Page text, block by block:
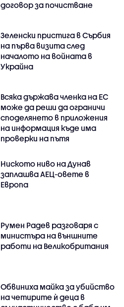
договор за почистване
Зеленски пристига в Сърбия
на първа визита след
началото на войната в
Украйна
Всяка държава членка на ЕС
може да реши да ограничи
споделянето в приложения
на информация къде има
проверки на пътя
Ниското ниво на Дунав
заплашва АЕЦ-овете в
Европа
Румен Радев разговаря с
министъра на външните
работи на Великобритания
Обвиниха майка за убийство
на четирите ѝ деца в